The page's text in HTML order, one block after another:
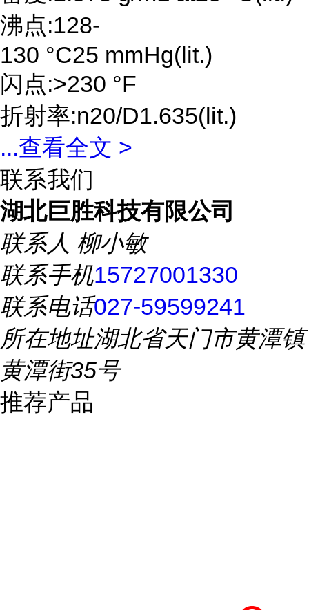
沸点:128-
130 °C25 mmHg(lit.)
闪点:>230 °F
折射率:n20/D1.635(lit.)
...查看全文 >
联系我们
湖北巨胜科技有限公司
联系人 柳小敏
联系手机15727001330
联系电话027-59599241
所在地址湖北省天门市黄潭镇
黄潭街35号
推荐产品